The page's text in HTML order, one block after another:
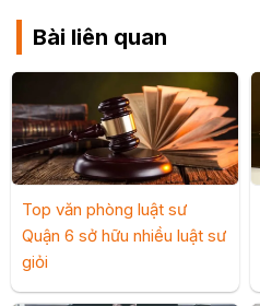
Bài liên quan
Top văn phòng luật sư
Quận 6 sở hữu nhiều luật sư
giỏi